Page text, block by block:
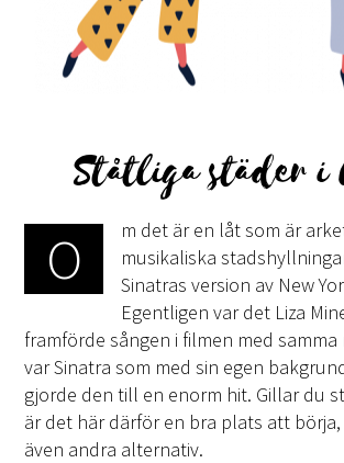
Ståtliga städer
O
m det är en låt som är
musikaliska
Sinatras version av New
Egentligen var det Liza
framförde sången i filmen med
var Sinatra som med sin egen
gjorde den till en enorm hit. Gillar du
är det här därför en bra plats att
även andra alternativ.